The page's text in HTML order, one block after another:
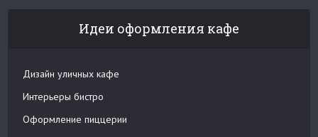
Идеи оформления кафе
Дизайн уличных кафе
Интерьеры бистро
Оформление пиццерии